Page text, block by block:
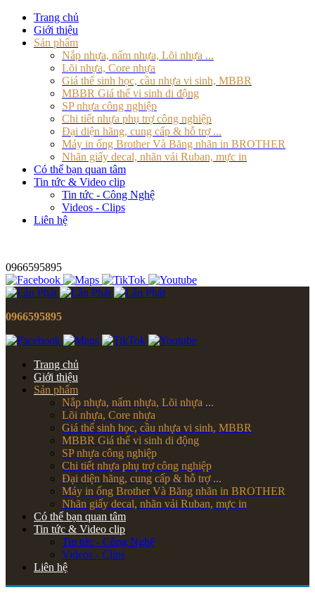
Trang chủ
Giới thiệu
Sản phẩm
Nắp nhựa, nấm nhựa, Lõi nhựa ...
Lõi nhựa, Core nhựa
Giá thể sinh học, cầu nhựa vi sinh, MBBR
MBBR Giá thể vi sinh di động
SP nhựa công nghiệp
Chi tiết nhựa phụ trợ công nghiệp
Đại diện hãng, cung cấp & hỗ trợ ...
Máy in ống Brother Và Băng nhãn in BROTHER
Nhãn giấy decal, nhãn vải Ruban, mực in
Có thể bạn quan tâm
Tin tức & Video clip
Tin tức - Công Nghệ
Videos - Clips
Liên hệ
0966595895
0966595895
Trang chủ
Giới thiệu
Sản phẩm
Nắp nhựa, nấm nhựa, Lõi nhựa ...
Lõi nhựa, Core nhựa
Giá thể sinh học, cầu nhựa vi sinh, MBBR
MBBR Giá thể vi sinh di động
SP nhựa công nghiệp
Chi tiết nhựa phụ trợ công nghiệp
Đại diện hãng, cung cấp & hỗ trợ ...
Máy in ống Brother Và Băng nhãn in BROTHER
Nhãn giấy decal, nhãn vải Ruban, mực in
Có thể bạn quan tâm
Tin tức & Video clip
Tin tức - Công Nghệ
Videos - Clips
Liên hệ